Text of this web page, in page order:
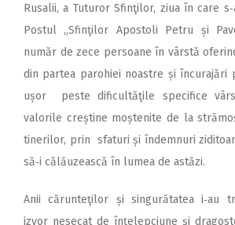
Rusalii, a Tuturor Sfinţilor, ziua în care
Postul „Sfinţilor Apostoli Petru și
număr de zece persoane în vârstă
din partea parohiei noastre și încurajări
ușor peste dificultăţile specifice
valorile creștine moștenite de la
tinerilor, prin sfaturi și îndemnuri
să‑i călăuzească în lumea de astăzi.
Anii cărunteţilor și singurătatea i‑au
izvor nesecat de înţelepciune și